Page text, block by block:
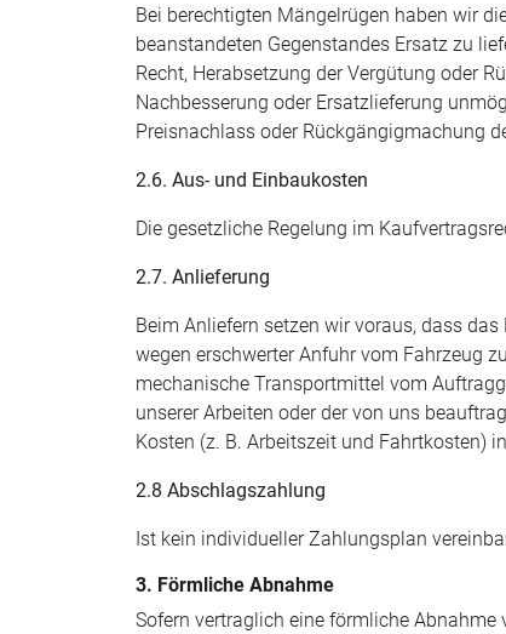
Bei berechtigten Mängelrügen haben wir
beanstandeten Gegenstandes Ersatz zu
Recht, Herabsetzung der Vergütung oder
Nachbesserung oder Ersatzlieferung
Preisnachlass oder Rückgängigmachung
2.6. Aus- und Einbaukosten
Die gesetzliche Regelung im
2.7. Anlieferung
Beim Anliefern setzen wir voraus, dass
wegen erschwerter Anfuhr vom Fahrzeug
mechanische Transportmittel vom
unserer Arbeiten oder der von uns
Kosten (z. B. Arbeitszeit und Fahrtkosten)
2.8 Abschlagszahlung
Ist kein individueller Zahlungsplan
3. Förmliche Abnahme
Sofern vertraglich eine förmliche